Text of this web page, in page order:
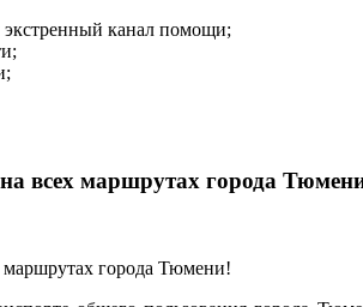
канал помощи;
всех маршрутах города